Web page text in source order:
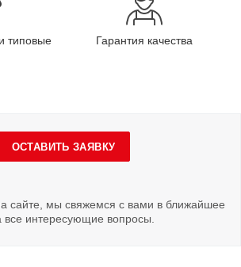
типовые
Гарантия качества
ОСТАВИТЬ ЗАЯВКУ
сайте, мы свяжемся с вами в ближайшее
все интересующие вопросы.